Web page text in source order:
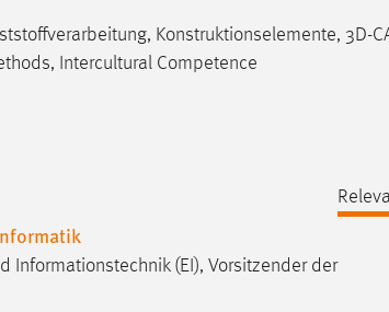
Konstruktionselemente, 3D-
Intercultural Competence
Informationstechnik (EI), Vorsitzender der